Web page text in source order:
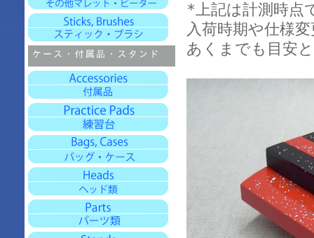
*上記は計測時点
入荷時期や仕様
あくまでも目安